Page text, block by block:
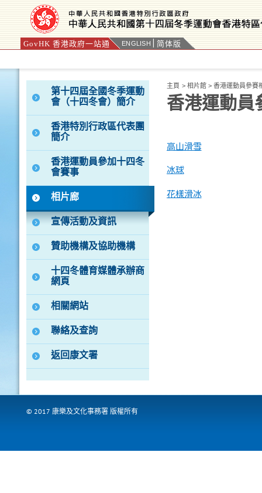
GovHK 香港政府一站通 ENGLISH 简体版
按“Tab”進入菜單
第十四屆全國冬季運動
會（十四冬會）簡介
香港特別行政區代表團
簡介
香港運動員參加十四冬
會賽事
相片廊
宣傳活動及資訊
贊助機構及協助機構
十四冬體育媒體承辦商
網頁
相關網站
聯絡及查詢
返回康文署
主頁 > 相片館 > 香港運動員參賽
香港運動員
高山滑雪
冰球
花樣滑冰
© 2017 康樂及文化事務署 版權所有